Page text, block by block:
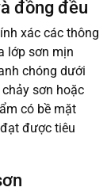
đồng đều
xác các thông
lớp sơn mịn
chóng dưới
sơn hoặc
có bề mặt
được tiêu